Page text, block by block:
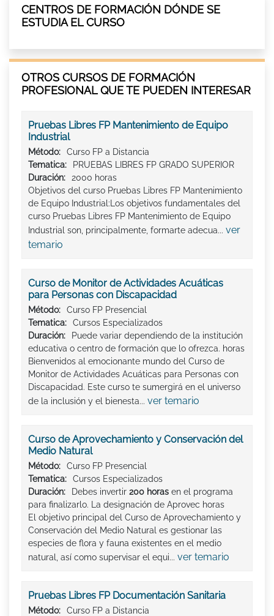
CENTROS DE FORMACIÓN DÓNDE SE
ESTUDIA EL CURSO
OTROS CURSOS DE FORMACIÓN
PROFESIONAL QUE TE PUEDEN INTERESAR
Pruebas Libres FP Mantenimiento de Equipo
Industrial
Método:
Curso FP a Distancia
Tematica:
PRUEBAS LIBRES FP GRADO SUPERIOR
Duración:
2000 horas
Objetivos del curso Pruebas Libres FP Mantenimiento
de Equipo Industrial:Los objetivos fundamentales del
curso Pruebas Libres FP Mantenimiento de Equipo
Industrial son, principalmente, formarte adecua... ver
temario
Curso de Monitor de Actividades Acuáticas
para Personas con Discapacidad
Método:
Curso FP Presencial
Tematica:
Cursos Especializados
Duración:
Puede variar dependiendo de la institución
educativa o centro de formación que lo ofrezca. horas
Bienvenidos al emocionante mundo del Curso de
Monitor de Actividades Acuáticas para Personas con
Discapacidad. Este curso te sumergirá en el universo
de la inclusión y el bienesta... ver temario
Curso de Aprovechamiento y Conservación del
Medio Natural
Método:
Curso FP Presencial
Tematica:
Cursos Especializados
Duración:
Debes invertir 200 horas en el programa
para finalizarlo. La designación de Aprovec horas
El objetivo principal del Curso de Aprovechamiento y
Conservación del Medio Natural es gestionar las
especies de flora y fauna existentes en el medio
natural, así como supervisar el equi... ver temario
Pruebas Libres FP Documentación Sanitaria
Método:
Curso FP a Distancia